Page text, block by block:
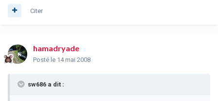
Citer
hamadryade
Posté le 14 mai 2008
sw686 a dit :